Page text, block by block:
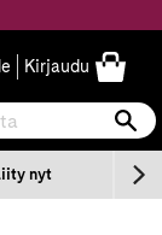
Kirjaudu
nyt